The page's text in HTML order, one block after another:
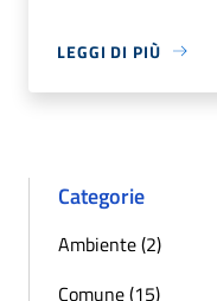
LEGGI DI PIÙ
Categorie
Ambiente (2)
Comune (15)